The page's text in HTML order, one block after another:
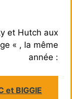
et Hutch aux
« , la même
année :
et BIGGIE